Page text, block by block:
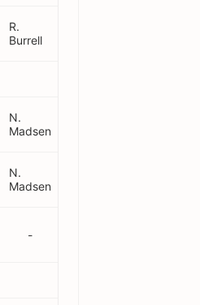
R.
Burrell
N.
Madsen
N.
Madsen
-